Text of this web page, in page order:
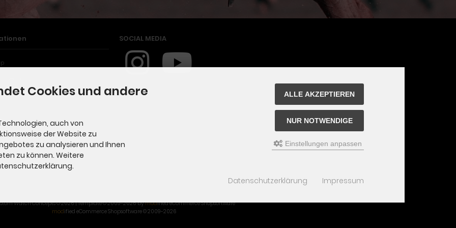
SOCIAL MEDIA
Watch Concepts © 2026 | Template © 2009-2026 bymodified eCommerce Shopsoftware
modified eCommerce Shopsoftware © 2009-2026
Cookies und andere
auch von
der Website zu
zu analysieren und Ihnen
zu können. Weitere
ALLE AKZEPTIEREN
NUR NOTWENDIGE
Einstellungen anpassen
Datenschutzerklärung Impressum